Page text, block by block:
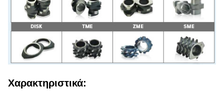
Χαρακτηριστικά: